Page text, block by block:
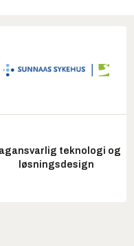
teknologi og
løsningsdesign